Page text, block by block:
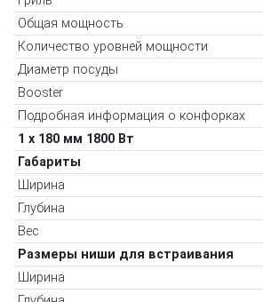
Общая мощность
Количество уровней мощности
Диаметр посуды
Booster
Подробная информация о конфорках
1 x 180 мм 1800 Вт
Габариты
Ширина
Глубина
Вес
Размеры ниши для встраивания
Ширина